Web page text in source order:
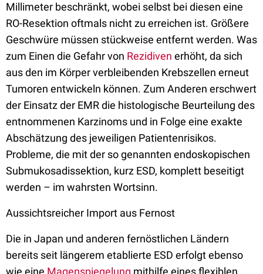
Millimeter beschränkt, wobei selbst bei diesen eine
RO-Resektion oftmals nicht zu erreichen ist. Größere
Geschwüre müssen stückweise entfernt werden. Was
zum Einen die Gefahr von Rezidiven erhöht, da sich
aus den im Körper verbleibenden Krebszellen erneut
Tumoren entwickeln können. Zum Anderen erschwert
der Einsatz der EMR die histologische Beurteilung des
entnommenen Karzinoms und in Folge eine exakte
Abschätzung des jeweiligen Patientenrisikos.
Probleme, die mit der so genannten endoskopischen
Submukosadissektion, kurz ESD, komplett beseitigt
werden – im wahrsten Wortsinn.
Aussichtsreicher Import aus Fernost
Die in Japan und anderen fernöstlichen Ländern
bereits seit längerem etablierte ESD erfolgt ebenso
wie eine Magenspiegelung mithilfe eines flexiblen